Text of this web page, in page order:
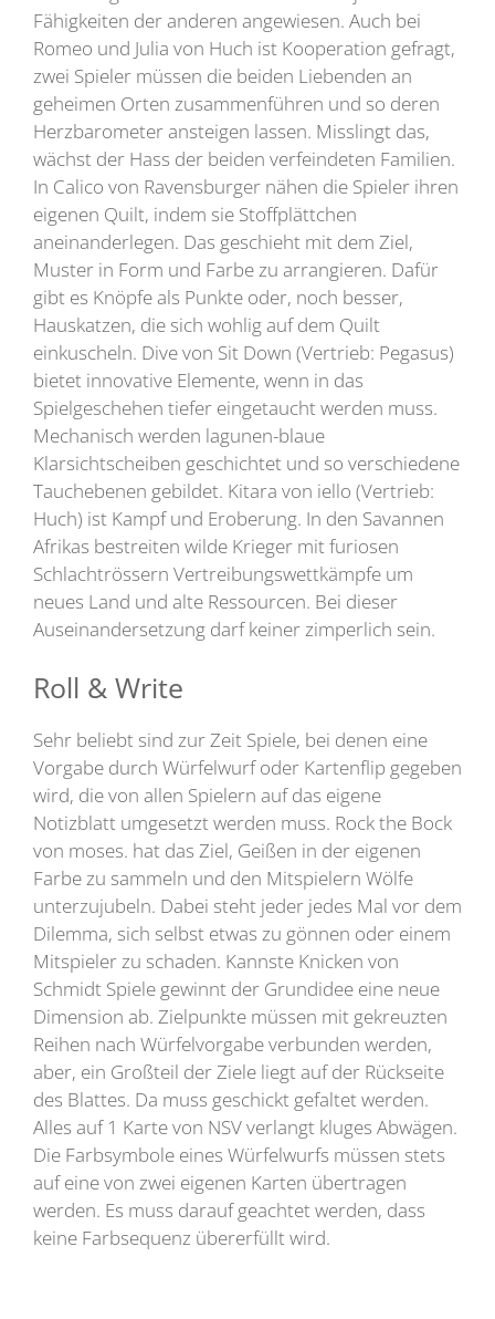
Fähigkeiten der anderen angewiesen. Auch bei
Romeo und Julia von Huch ist Kooperation gefragt,
zwei Spieler müssen die beiden Liebenden an
geheimen Orten zusammenführen und so deren
Herzbarometer ansteigen lassen. Misslingt das,
wächst der Hass der beiden verfeindeten Familien.
In Calico von Ravensburger nähen die Spieler ihren
eigenen Quilt, indem sie Stoffplättchen
aneinanderlegen. Das geschieht mit dem Ziel,
Muster in Form und Farbe zu arrangieren. Dafür
gibt es Knöpfe als Punkte oder, noch besser,
Hauskatzen, die sich wohlig auf dem Quilt
einkuscheln. Dive von Sit Down (Vertrieb: Pegasus)
bietet innovative Elemente, wenn in das
Spielgeschehen tiefer eingetaucht werden muss.
Mechanisch werden lagunen-blaue
Klarsichtscheiben geschichtet und so verschiedene
Tauchebenen gebildet. Kitara von iello (Vertrieb:
Huch) ist Kampf und Eroberung. In den Savannen
Afrikas bestreiten wilde Krieger mit furiosen
Schlachtrössern Vertreibungswettkämpfe um
neues Land und alte Ressourcen. Bei dieser
Auseinandersetzung darf keiner zimperlich sein.
Roll & Write
Sehr beliebt sind zur Zeit Spiele, bei denen eine
Vorgabe durch Würfelwurf oder Kartenflip gegeben
wird, die von allen Spielern auf das eigene
Notizblatt umgesetzt werden muss. Rock the Bock
von moses. hat das Ziel, Geißen in der eigenen
Farbe zu sammeln und den Mitspielern Wölfe
unterzujubeln. Dabei steht jeder jedes Mal vor dem
Dilemma, sich selbst etwas zu gönnen oder einem
Mitspieler zu schaden. Kannste Knicken von
Schmidt Spiele gewinnt der Grundidee eine neue
Dimension ab. Zielpunkte müssen mit gekreuzten
Reihen nach Würfelvorgabe verbunden werden,
aber, ein Großteil der Ziele liegt auf der Rückseite
des Blattes. Da muss geschickt gefaltet werden.
Alles auf 1 Karte von NSV verlangt kluges Abwägen.
Die Farbsymbole eines Würfelwurfs müssen stets
auf eine von zwei eigenen Karten übertragen
werden. Es muss darauf geachtet werden, dass
keine Farbsequenz übererfüllt wird.